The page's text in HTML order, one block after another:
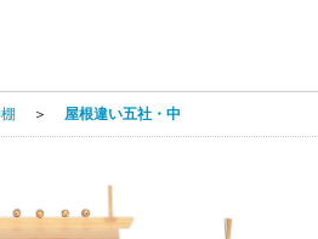
＞ 屋根違い五社・中